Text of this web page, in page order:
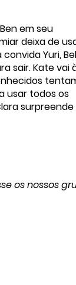
em seu
deixa de
Yuri,
sair. Kate vai
usar todos os
surpreende
os nossos